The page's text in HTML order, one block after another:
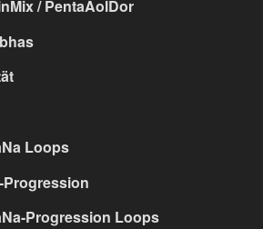
/ PentaÄolDor
Loops
Progression
Progression Loops